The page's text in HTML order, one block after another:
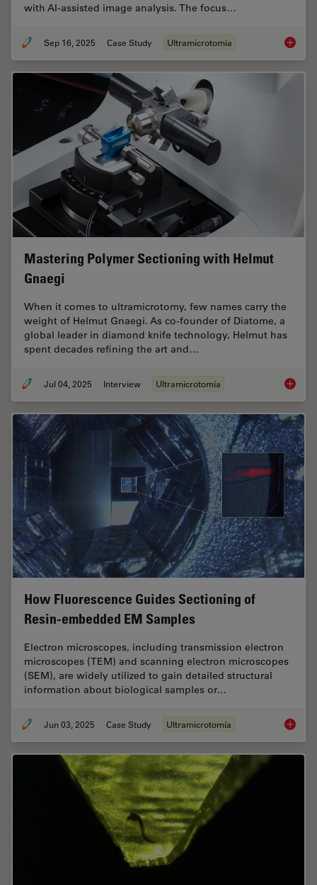
with AI-assisted image analysis. The focus…
Sep 16, 2025 Case Study Ultramicrotomía Volume
Mastering Polymer Sectioning with Helmut
Gnaegi
When it comes to ultramicrotomy, few names carry the
weight of Helmut Gnaegi. As co-founder of Diatome, a
global leader in diamond knife technology, Helmut has
spent decades refining the art and…
Jul 04, 2025 Interview Ultramicrotomía
How Fluorescence Guides Sectioning of
Resin-embedded EM Samples
Electron microscopes, including transmission electron
microscopes (TEM) and scanning electron microscopes
(SEM), are widely utilized to gain detailed structural
information about biological samples or…
Jun 03, 2025 Case Study Ultramicrotomía How